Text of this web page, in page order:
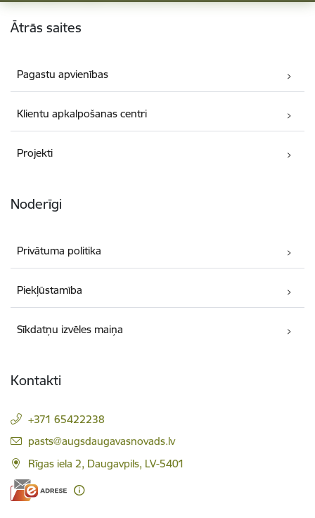
Kājene
Ātrās saites
Pagastu apvienības
Klientu apkalpošanas centri
Projekti
Noderīgi
Privātuma politika
Piekļūstamība
Sīkdatņu izvēles maiņa
Kontakti
+371 65422238
E-pasts:
pasts@augsdaugavasnovads.lv
Rīgas iela 2, Daugavpils, LV-5401